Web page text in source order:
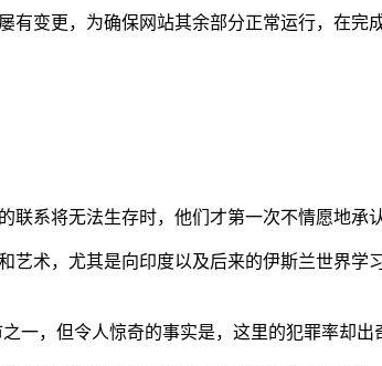
有变更，为确保网站其余部分正常运行，在
系将无法生存时，他们才第一次不情愿地承认
艺术，尤其是向印度以及后来的伊斯兰世界
一，但令人惊奇的事实是，这里的犯罪率却出